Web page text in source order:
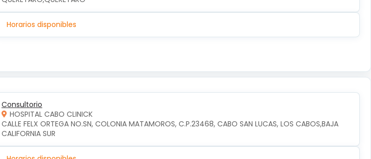
Horarios disponibles
Consultorio
HOSPITAL CABO CLINICK
CALLE FELX ORTEGA NO.SN, COLONIA MATAMOROS, C.P.23468, CABO SAN LUCAS, LOS CABOS,BAJA
CALIFORNIA SUR